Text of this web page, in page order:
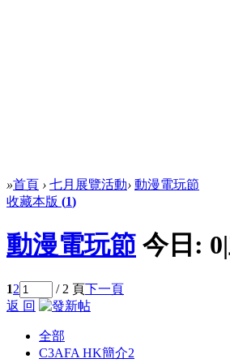
»首頁 › 七月展覽活動› 動漫電玩節
收藏本版 (1)
動漫電玩節 今日: 0|
12 / 2 頁下一頁
返 回
全部
C3AFA HK簡介2